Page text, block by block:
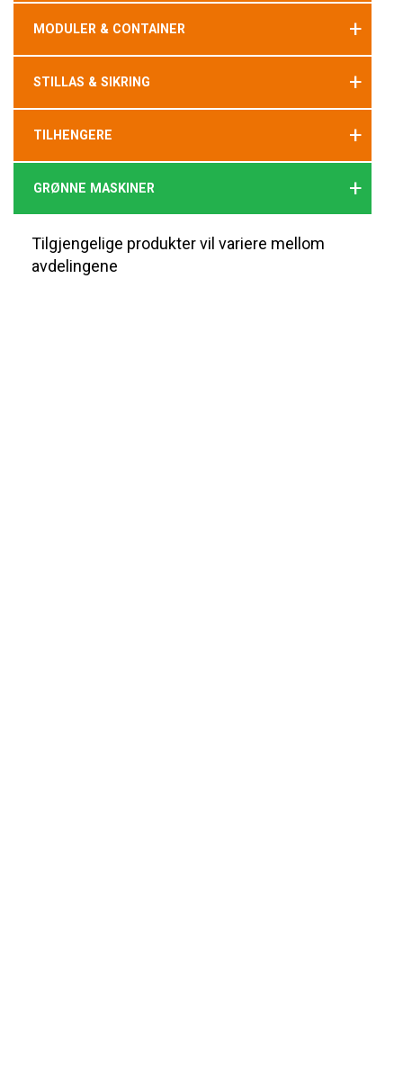
MODULER & CONTAINER +
STILLAS & SIKRING +
TILHENGERE +
GRØNNE MASKINER +
Tilgjengelige produkter vil variere mellom
avdelingene